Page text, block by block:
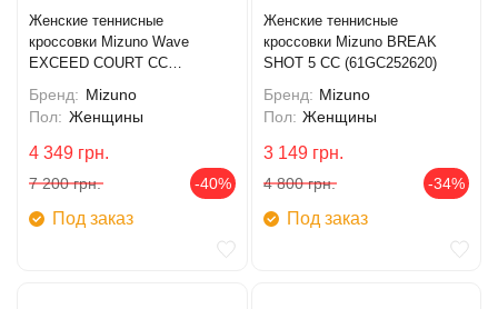
Женские теннисные
кроссовки Mizuno Wave
EXCEED COURT CC
Бренд: Mizuno
Пол: Женщины
4 349 грн.
7 200 грн. -40%
Под заказ
Женские теннисные
кроссовки Mizuno BREAK
SHOT 5 CC (61GC252620)
Бренд: Mizuno
Пол: Женщины
3 149 грн.
4 800 грн. -34%
Под заказ